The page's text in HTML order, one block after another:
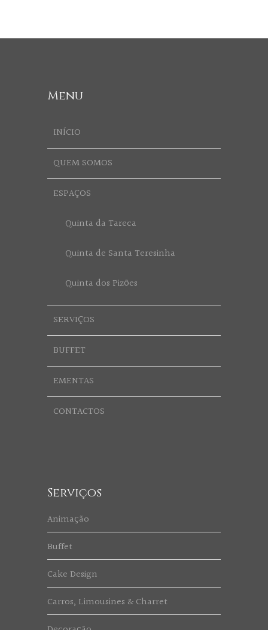
Menu
INÍCIO
QUEM SOMOS
ESPAÇOS
Quinta da Tareca
Quinta de Santa Teresinha
Quinta dos Pizões
SERVIÇOS
BUFFET
EMENTAS
CONTACTOS
Serviços
Animação
Buffet
Cake Design
Carros, Limousines & Charret